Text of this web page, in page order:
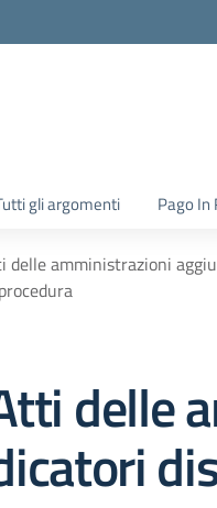
gli argomenti Pago In
delle amministrazioni
delle